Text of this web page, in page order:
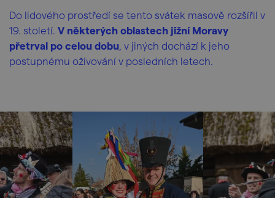
Do lidového prostředí se tento svátek masově rozšířil v
19. století. V některých oblastech jižní Moravy
přetrval po celou dobu , v jiných dochází k jeho
postupnému oživování v posledních letech.